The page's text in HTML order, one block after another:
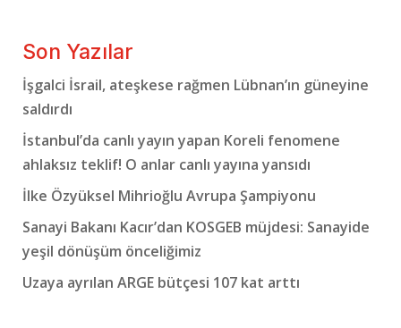
Son Yazılar
İşgalci İsrail, ateşkese rağmen Lübnan’ın güneyine
saldırdı
İstanbul’da canlı yayın yapan Koreli fenomene
ahlaksız teklif! O anlar canlı yayına yansıdı
İlke Özyüksel Mihrioğlu Avrupa Şampiyonu
Sanayi Bakanı Kacır’dan KOSGEB müjdesi: Sanayide
yeşil dönüşüm önceliğimiz
Uzaya ayrılan ARGE bütçesi 107 kat arttı